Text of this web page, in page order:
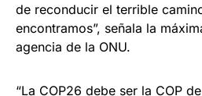
de reconducir el terrible
encontramos”, señala la
agencia de la ONU.
“La COP26 debe ser la COP